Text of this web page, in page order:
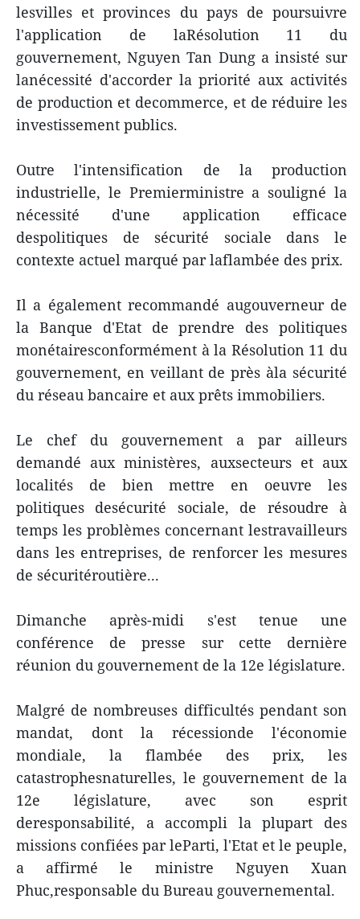
lesvilles et provinces du pays de poursuivre
l'application de laRésolution 11 du
gouvernement, Nguyen Tan Dung a insisté sur
lanécessité d'accorder la priorité aux activités
de production et decommerce, et de réduire les
investissement publics.
Outre l'intensification de la production
industrielle, le Premierministre a souligné la
nécessité d'une application efficace
despolitiques de sécurité sociale dans le
contexte actuel marqué par laflambée des prix.
Il a également recommandé augouverneur de
la Banque d'Etat de prendre des politiques
monétairesconformément à la Résolution 11 du
gouvernement, en veillant de près àla sécurité
du réseau bancaire et aux prêts immobiliers.
Le chef du gouvernement a par ailleurs
demandé aux ministères, auxsecteurs et aux
localités de bien mettre en oeuvre les
politiques desécurité sociale, de résoudre à
temps les problèmes concernant lestravailleurs
dans les entreprises, de renforcer les mesures
de sécuritéroutière...
Dimanche après-midi s'est tenue une
conférence de presse sur cette dernière
réunion du gouvernement de la 12e législature.
Malgré de nombreuses difficultés pendant son
mandat, dont la récessionde l'économie
mondiale, la flambée des prix, les
catastrophesnaturelles, le gouvernement de la
12e législature, avec son esprit
deresponsabilité, a accompli la plupart des
missions confiées par leParti, l'Etat et le peuple,
a affirmé le ministre Nguyen Xuan
Phuc,responsable du Bureau gouvernemental.